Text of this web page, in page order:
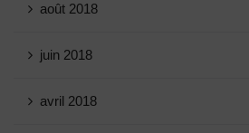
août 2018
juin 2018
avril 2018